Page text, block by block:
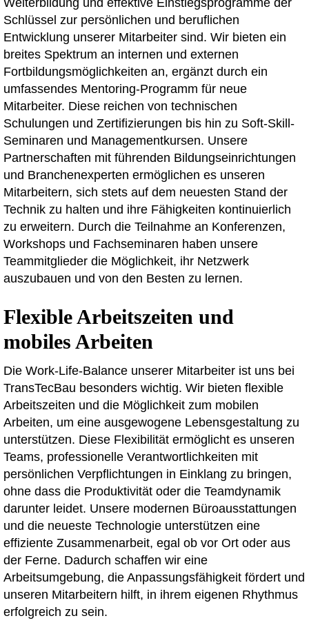
Schlüssel zur persönlichen und beruflichen
Entwicklung unserer Mitarbeiter sind. Wir bieten ein
breites Spektrum an internen und externen
Fortbildungsmöglichkeiten an, ergänzt durch ein
umfassendes Mentoring-Programm für neue
Mitarbeiter. Diese reichen von technischen
Schulungen und Zertifizierungen bis hin zu Soft-Skill-
Seminaren und Managementkursen. Unsere
Partnerschaften mit führenden Bildungseinrichtungen
und Branchenexperten ermöglichen es unseren
Mitarbeitern, sich stets auf dem neuesten Stand der
Technik zu halten und ihre Fähigkeiten kontinuierlich
zu erweitern. Durch die Teilnahme an Konferenzen,
Workshops und Fachseminaren haben unsere
Teammitglieder die Möglichkeit, ihr Netzwerk
auszubauen und von den Besten zu lernen.
Flexible Arbeitszeiten und
mobiles Arbeiten
Die Work-Life-Balance unserer Mitarbeiter ist uns bei
TransTecBau besonders wichtig. Wir bieten flexible
Arbeitszeiten und die Möglichkeit zum mobilen
Arbeiten, um eine ausgewogene Lebensgestaltung zu
unterstützen. Diese Flexibilität ermöglicht es unseren
Teams, professionelle Verantwortlichkeiten mit
persönlichen Verpflichtungen in Einklang zu bringen,
ohne dass die Produktivität oder die Teamdynamik
darunter leidet. Unsere modernen Büroausstattungen
und die neueste Technologie unterstützen eine
effiziente Zusammenarbeit, egal ob vor Ort oder aus
der Ferne. Dadurch schaffen wir eine
Arbeitsumgebung, die Anpassungsfähigkeit fördert und
unseren Mitarbeitern hilft, in ihrem eigenen Rhythmus
erfolgreich zu sein.